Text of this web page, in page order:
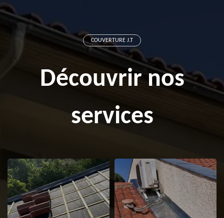
COUVERTURE J.T
Découvrir nos
services